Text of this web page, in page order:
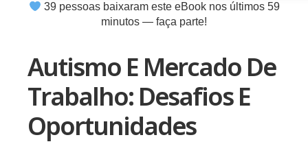
39pessoas baixaram este eBook nos últimos 59
minutos — faça parte!
Autismo E Mercado De
Trabalho: Desafios E
Oportunidades